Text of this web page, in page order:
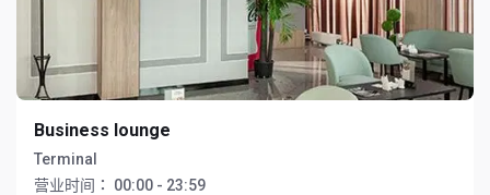
Business lounge
Terminal
营业时间：
00:00 - 23:59